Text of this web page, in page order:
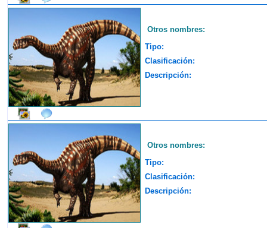
Otros nombres:
Tipo:
Clasificación:
Descripción:
Otros nombres:
Tipo:
Clasificación:
Descripción: